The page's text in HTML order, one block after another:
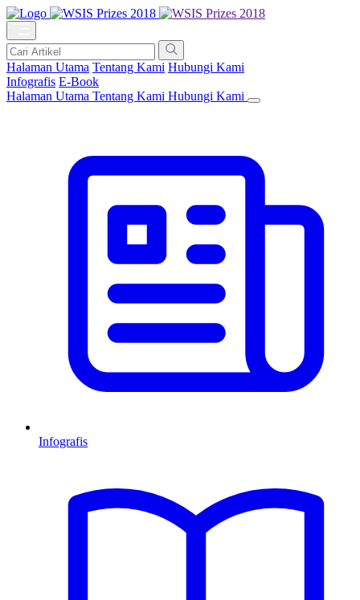
Halaman Utama Tentang Kami Hubungi Kami
Infografis E-Book
Halaman Utama Tentang Kami Hubungi Kami
Infografis